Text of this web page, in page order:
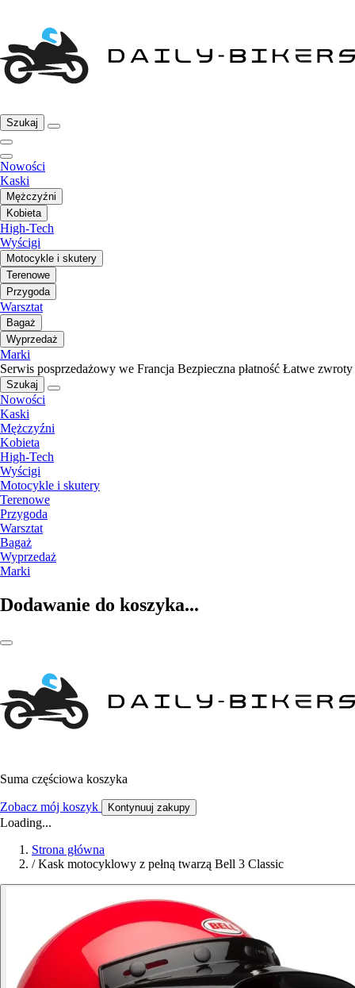
Szukaj
Nowości
Kaski
Mężczyźni
Kobieta
High-Tech
Wyścigi
Motocykle i skutery
Terenowe
Przygoda
Warsztat
Bagaż
Wyprzedaż
Marki
Serwis posprzedażowy we Francja Bezpieczna płatność Łatwe zwroty
Szukaj
Nowości
Kaski
Mężczyźni
Kobieta
High-Tech
Wyścigi
Motocykle i skutery
Terenowe
Przygoda
Warsztat
Bagaż
Wyprzedaż
Marki
Dodawanie do koszyka...
Suma częściowa koszyka
Zobacz mój koszyk Kontynuuj zakupy
Loading...
Strona główna
/ Kask motocyklowy z pełną twarzą Bell 3 Classic